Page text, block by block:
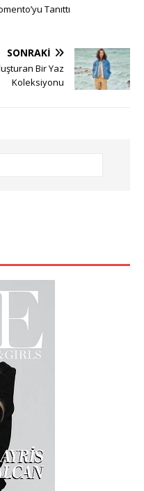
Tanıttı
SONRAKI
Bir Yaz
Koleksiyonu